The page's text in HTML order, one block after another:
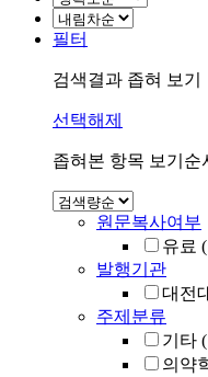
필터
검색결과 좁혀 보기
선택해제
좁혀본 항목 보기순
원문복사여부
유료
발행기관
대전
주제분류
기타
의약